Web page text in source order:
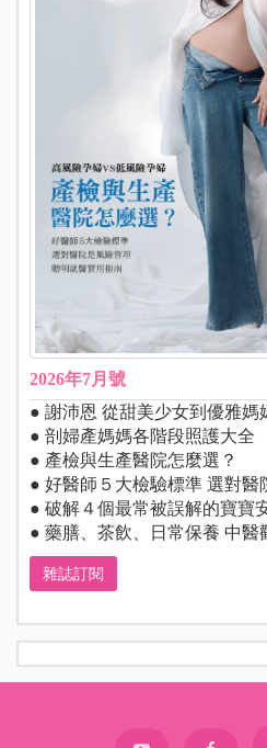
2026年7月號
● 謝沛恩 從甜美少女到優雅媽
● 剖婦產媽媽各階段照護大全
● 產檢與生產醫院怎麼選？
● 好醫師５大檢驗標準 選對醫
● 破解４個最常被誤解的寶寶
● 藥膳、茶飲、日常保養 中醫
雜誌訂閱